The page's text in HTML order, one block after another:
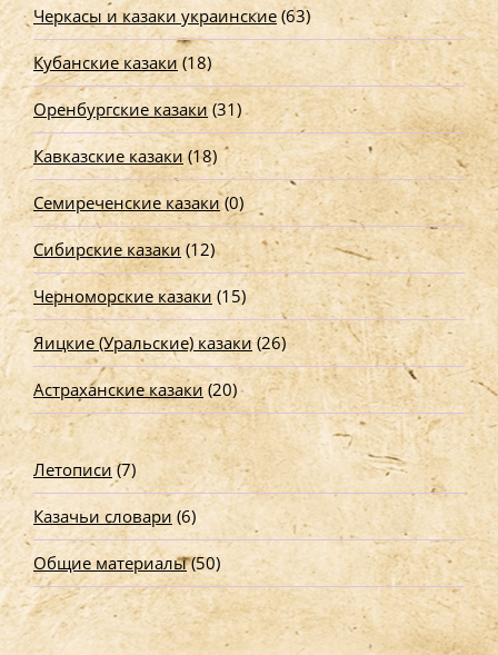
Черкасы и казаки украинские (63)
Кубанские казаки(18)
Оренбургские казаки(31)
Кавказские казаки(18)
Семиреченские казаки(0)
Сибирские казаки (12)
Черноморские казаки (15)
Яицкие (Уральские) казаки(26)
Астраханские казаки(20)
Летописи(7)
Казачьи словари (6)
Общие материалы(50)